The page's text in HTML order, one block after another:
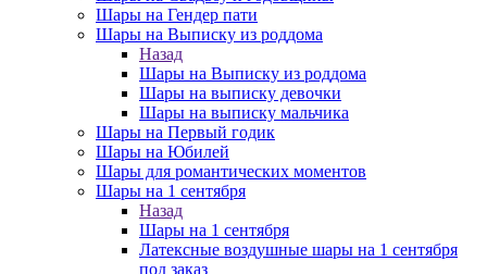
Шары на Гендер пати
Шары на Выписку из роддома
Назад
Шары на Выписку из роддома
Шары на выписку девочки
Шары на выписку мальчика
Шары на Первый годик
Шары на Юбилей
Шары для романтических моментов
Шары на 1 сентября
Назад
Шары на 1 сентября
Латексные воздушные шары на 1 сентября
под заказ